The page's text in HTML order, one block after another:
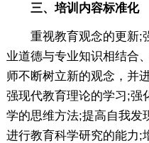
三、培训内容标准化
重视教育观念的更新;
业道德与专业知识相结合
师不断树立新的观念，并
强现代教育理论的学习;强
学的思维方法;提高自我发
进行教育科学研究的能力;